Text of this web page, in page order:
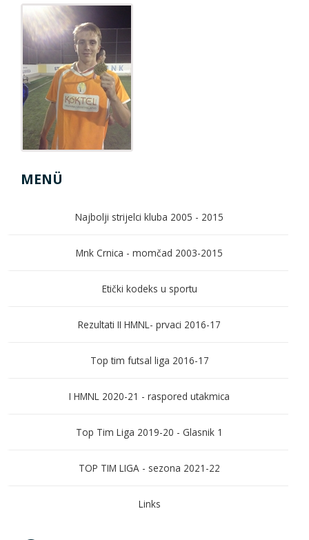
MENÜ
Najbolji strijelci kluba 2005 - 2015
Mnk Crnica - momčad 2003-2015
Etički kodeks u sportu
Rezultati II HMNL- prvaci 2016-17
Top tim futsal liga 2016-17
I HMNL 2020-21 - raspored utakmica
Top Tim Liga 2019-20 - Glasnik 1
TOP TIM LIGA - sezona 2021-22
Links